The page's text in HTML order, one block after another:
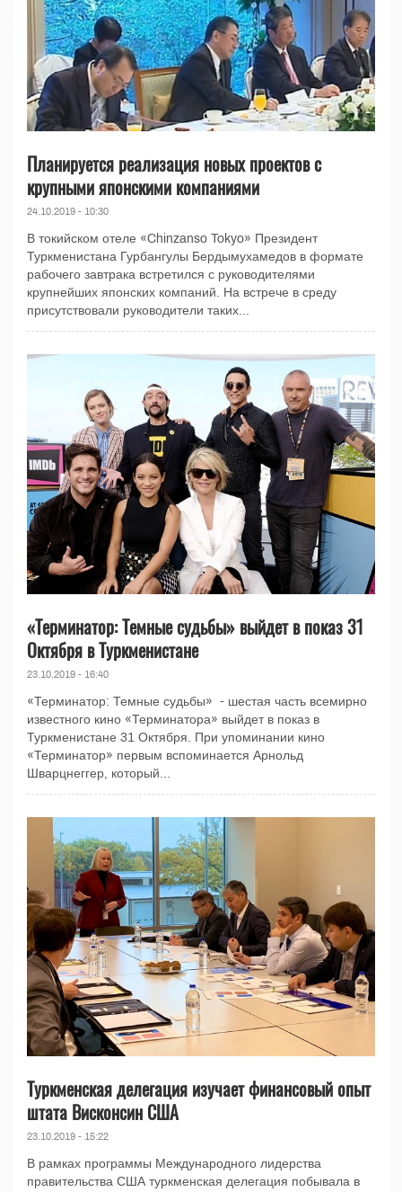
Планируется реализация новых проектов с
крупными японскими компаниями
24.10.2019 - 10:30
В токийском отеле «Chinzanso Tokyo» Президент
Туркменистана Гурбангулы Бердымухамедов в формате
рабочего завтрака встретился с руководителями
крупнейших японских компаний. На встрече в среду
присутствовали руководители таких...
«Терминатор: Темные судьбы» выйдет в показ 31
Октября в Туркменистане
23.10.2019 - 16:40
«Терминатор: Темные судьбы» - шестая часть всемирно
известного кино «Терминатора» выйдет в показ в
Туркменистане 31 Октября. При упоминании кино
«Терминатор» первым вспоминается Арнольд
Шварцнеггер, который...
Туркменская делегация изучает финансовый опыт
штата Висконсин США
23.10.2019 - 15:22
В рамках программы Международного лидерства
правительства США туркменская делегация побывала в